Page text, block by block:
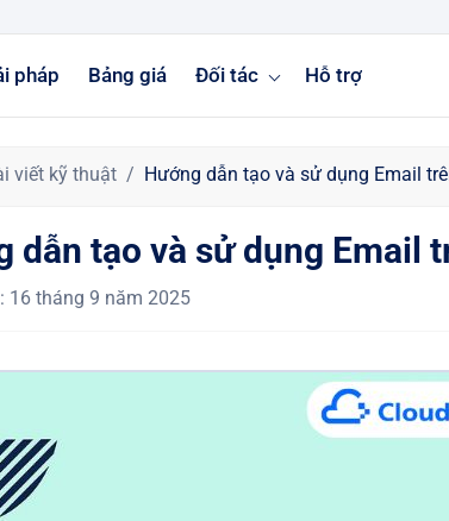
pháp Bảng giá Đối tác Hỗ trợ
viết kỹ thuật Hướng dẫn tạo và sử dụng Email
dẫn tạo và sử dụng Email
: 16 tháng 9 năm 2025